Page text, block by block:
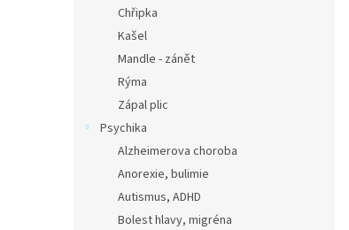
Chřipka
Kašel
Mandle - zánět
Rýma
Zápal plic
Psychika
Alzheimerova choroba
Anorexie, bulimie
Autismus, ADHD
Bolest hlavy, migréna